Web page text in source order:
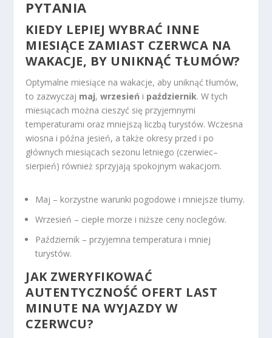
PYTANIA
KIEDY LEPIEJ WYBRAĆ INNE
MIESIĄCE ZAMIAST CZERWCA NA
WAKACJE, BY UNIKNĄĆ TŁUMÓW?
Optymalne miesiące na wakacje, aby uniknąć tłumów,
to zazwyczaj maj,wrzesień i październik. W tych
miesiącach można cieszyć się przyjemnymi
temperaturami oraz mniejszą liczbą turystów. Wczesna
wiosna i późna jesień, a także okresy przed i po
głównych miesiącach sezonu letniego (czerwiec–
sierpień) również sprzyjają spokojnym wakacjom.
Maj – korzystne warunki pogodowe i mniejsze tłumy.
Wrzesień – ciepłe morze i niższe ceny noclegów.
Październik – przyjemna temperatura i mniej
turystów.
JAK ZWERYFIKOWAĆ
AUTENTYCZNOŚĆ OFERT LAST
MINUTE NA WYJAZDY W
CZERWCU?